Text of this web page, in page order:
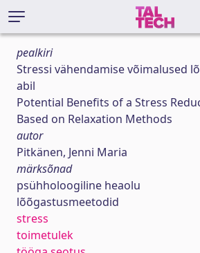
pealkiri
Stressi vähendamise võimalused
abil
Potential Benefits of a Stress
Based on Relaxation Methods
autor
Pitkänen, Jenni Maria
märksõnad
psühholoogiline heaolu
lõõgastusmeetodid
stress
toimetulek